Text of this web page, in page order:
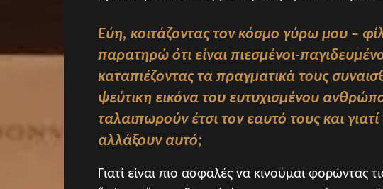
Εύη, κοιτάζοντας τον κόσμο γύρω μου –
παρατηρώ ότι είναι πιεσμένοι-
καταπιέζοντας τα πραγματικά τους
ψεύτικη εικόνα του ευτυχισμένου
ταλαιπωρούν έτσι τον εαυτό τους και
αλλάξουν αυτό;
Γιατί είναι πιο ασφαλές να κινούμαι φορώντας